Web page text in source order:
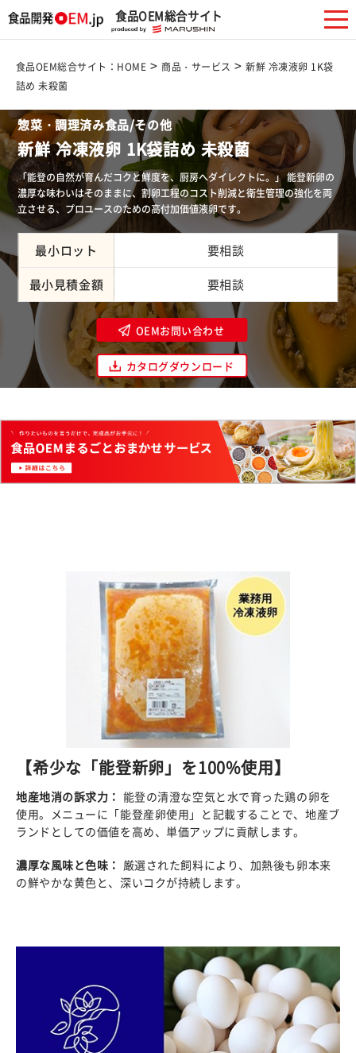
食品OEM総合サイト
食品OEM総合サイト：HOME > 商品・サービス >新鮮 冷凍液卵 1K袋
詰め 未殺菌
惣菜・調理済み食品/その他
新鮮 冷凍液卵 1K袋詰め 未殺菌
「能登の自然が育んだコクと鮮度を、厨房へダイレクトに。」 能登新卵の
濃厚な味わいはそのままに、割卵工程のコスト削減と衛生管理の強化を両
立させる、プロユースのための高付加価値液卵です。
最小ロット
要相談
最小見積金額
要相談
OEMお問い合わせ
カタログダウンロード
【希少な「能登新卵」を100%使用】
地産地消の訴求力： 能登の清澄な空気と水で育った鶏の卵を
使用。メニューに「能登産卵使用」と記載することで、地産ブ
ランドとしての価値を高め、単価アップに貢献します。
濃厚な風味と色味： 厳選された飼料により、加熱後も卵本来
の鮮やかな黄色と、深いコクが持続します。